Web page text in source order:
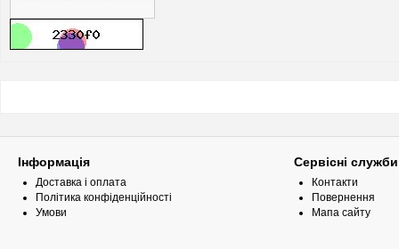
Інформація
Доставка і оплата
Політика конфіденційності
Умови
Сервісні служби
Контакти
Повернення
Мапа сайту